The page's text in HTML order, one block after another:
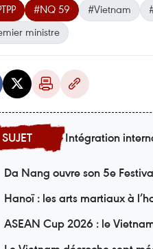
#NQ 59 #Vietnam
ministre
Intégration
Da Nang ouvre son 5e
Hanoï : les arts martiaux à
ASEAN Cup 2026 : le